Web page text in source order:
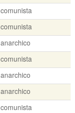
comunista
comunista
anarchico
comunista
anarchico
anarchico
comunista